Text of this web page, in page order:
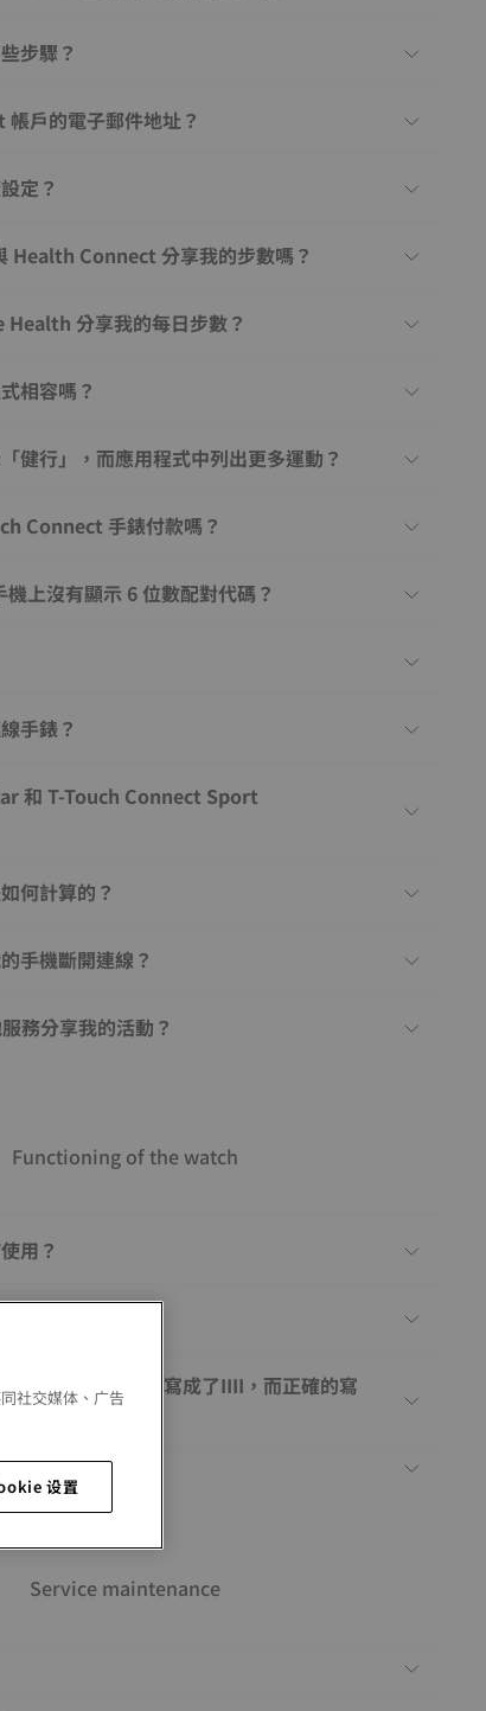
步驟？
戶的電子郵件地址？
定？
Health Connect 分享我的步數嗎？
分享我的每日步數？
相容嗎？
健行」，而應用程式中列出更多運動？
Connect 手錶付款嗎？
上沒有顯示 6 位數配對代碼？
手錶？
和 T-Touch Connect Sport
何計算的？
手機斷開連線？
務分享我的活動？
Functioning of the watch
用？
4點的羅馬數字被寫成了IIII，而正確的寫
Service maintenance
社交媒体、广告
设置